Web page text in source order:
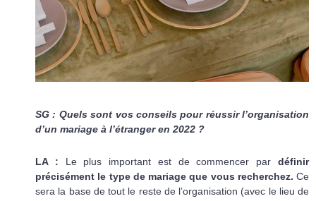
SG : Quels sont vos conseils pour réussir l’organisation
d’un mariage à l’étranger en 2022 ?
LA : Le plus important est de commencer pardéfinir
précisément le type de mariage que vous recherchez. Ce
sera la base de tout le reste de l’organisation (avec le lieu de